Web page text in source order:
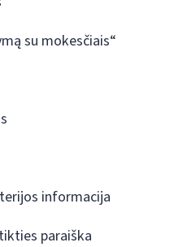
su mokesčiais“
informacija
paraiška